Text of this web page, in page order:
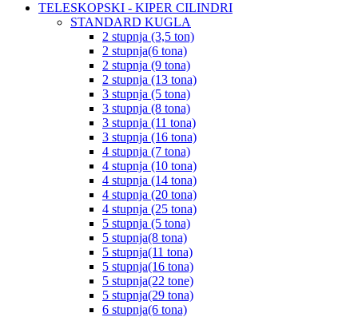
TELESKOPSKI - KIPER CILINDRI
STANDARD KUGLA
2 stupnja (3,5 ton)
2 stupnja(6 tona)
2 stupnja (9 tona)
2 stupnja (13 tona)
3 stupnja (5 tona)
3 stupnja (8 tona)
3 stupnja (11 tona)
3 stupnja (16 tona)
4 stupnja (7 tona)
4 stupnja (10 tona)
4 stupnja (14 tona)
4 stupnja (20 tona)
4 stupnja (25 tona)
5 stupnja (5 tona)
5 stupnja(8 tona)
5 stupnja(11 tona)
5 stupnja(16 tona)
5 stupnja(22 tone)
5 stupnja(29 tona)
6 stupnja(6 tona)